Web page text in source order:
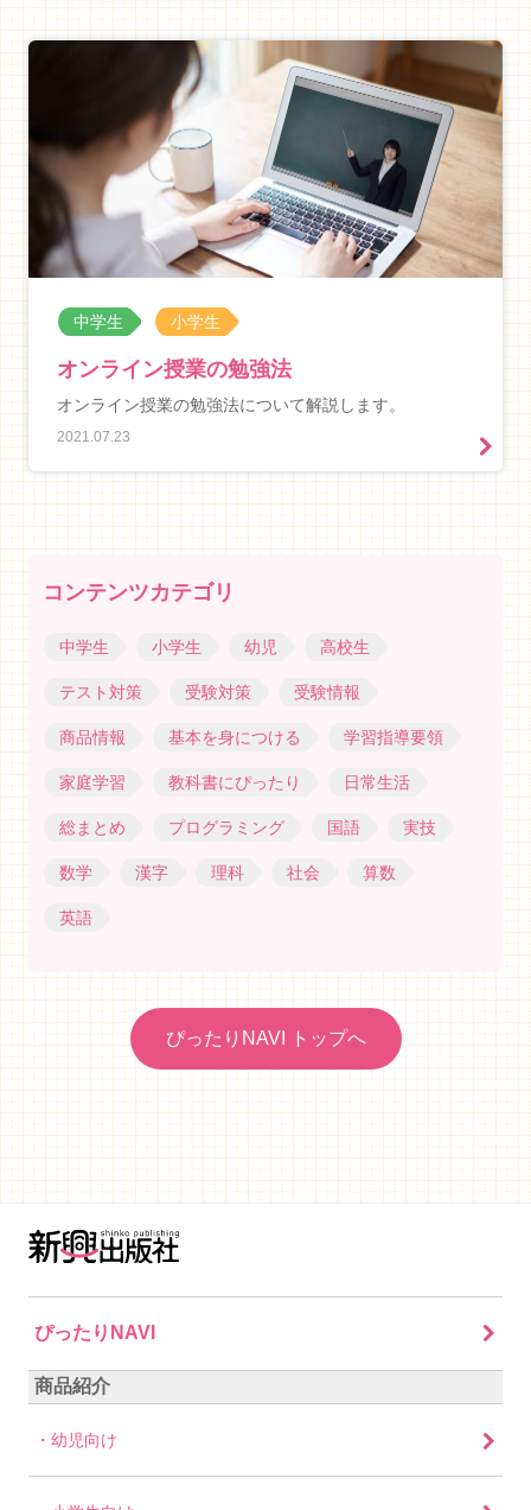
中学生 小学生
オンライン授業の勉強法
オンライン授業の勉強法について解説します。
2021.07.23
コンテンツカテゴリ
中学生 小学生 幼児 高校生
テスト対策 受験対策 受験情報
商品情報 基本を身につける 学習指導要領
家庭学習 教科書にぴったり 日常生活
総まとめ プログラミング 国語 実技
数学 漢字 理科 社会 算数
英語
ぴったりNAVI トップへ
ぴったりNAVI
商品紹介
幼児向け